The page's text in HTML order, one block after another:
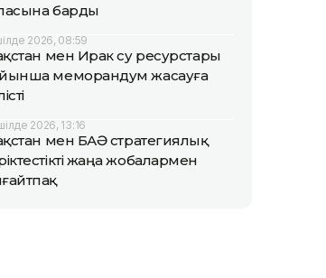
барды
2026, 08:59
мен Ирак су ресурстары
меморандум жасауға
2026, 13:16
мен БАӘ стратегиялық
жаңа жобалармен